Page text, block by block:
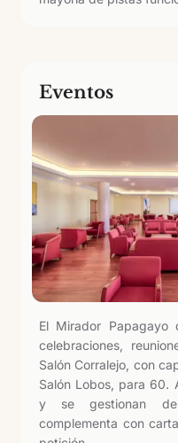
Eventos
El Mirador Papagayo
celebraciones,
Salón Corralejo, con
Salón Lobos, para 60.
y se gestionan de
complementa con